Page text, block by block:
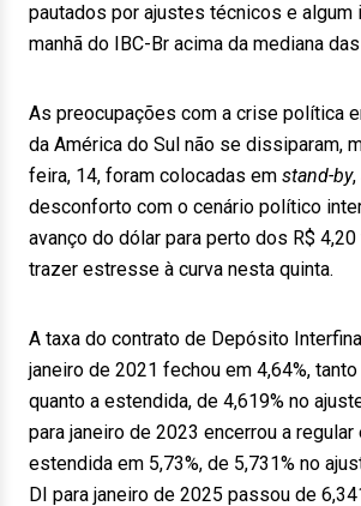
pautados por ajustes técnicos e algum
manhã do IBC-Br acima da mediana
As preocupações com a crise política
da América do Sul não se dissiparam,
feira, 14, foram colocadas em stand-by
desconforto com o cenário político
avanço do dólar para perto dos R$
trazer estresse à curva nesta quinta.
A taxa do contrato de Depósito
janeiro de 2021 fechou em 4,64%,
quanto a estendida, de 4,619% no
para janeiro de 2023 encerrou a regular
estendida em 5,73%, de 5,731% no
DI para janeiro de 2025 passou de